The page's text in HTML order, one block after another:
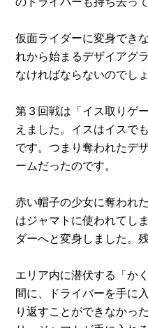
仮面ライダーに変身でき
れから始まるデザイアグ
なければならないのでし
第３回戦は「イス取りゲ
えました。イスはイスで
です。つまり奪われたデ
ームだったのです。
赤い帽子の少女に奪われ
はジャマトに使われてし
ダーへと変身しました。
エリア内に潜伏する「か
間に、ドライバーを手に
り返すことができなかっ